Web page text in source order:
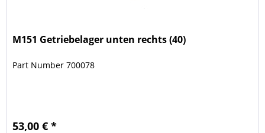
M151 Getriebelager unten rechts (40)
Part Number 700078
53,00 € *